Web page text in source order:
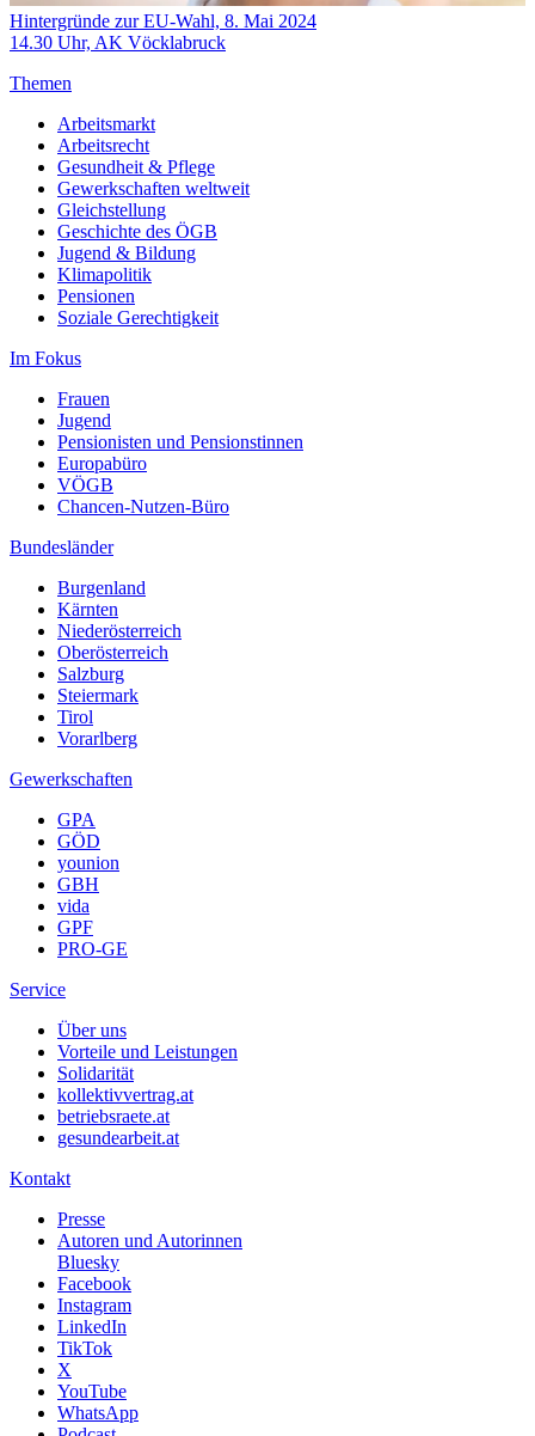
Hintergründe zur EU-Wahl, 8. Mai 2024
14.30 Uhr, AK Vöcklabruck
Themen
Arbeitsmarkt
Arbeitsrecht
Gesundheit & Pflege
Gewerkschaften weltweit
Gleichstellung
Geschichte des ÖGB
Jugend & Bildung
Klimapolitik
Pensionen
Soziale Gerechtigkeit
Im Fokus
Frauen
Jugend
Pensionisten und Pensionstinnen
Europabüro
VÖGB
Chancen-Nutzen-Büro
Bundesländer
Burgenland
Kärnten
Niederösterreich
Oberösterreich
Salzburg
Steiermark
Tirol
Vorarlberg
Gewerkschaften
GPA
GÖD
younion
GBH
vida
GPF
PRO-GE
Service
Über uns
Vorteile und Leistungen
Solidarität
kollektivvertrag.at
betriebsraete.at
gesundearbeit.at
Kontakt
Presse
Autoren und Autorinnen
Bluesky
Facebook
Instagram
LinkedIn
TikTok
X
YouTube
WhatsApp